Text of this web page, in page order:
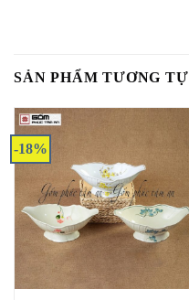
SẢN PHẨM TƯƠNG TỰ
-18%